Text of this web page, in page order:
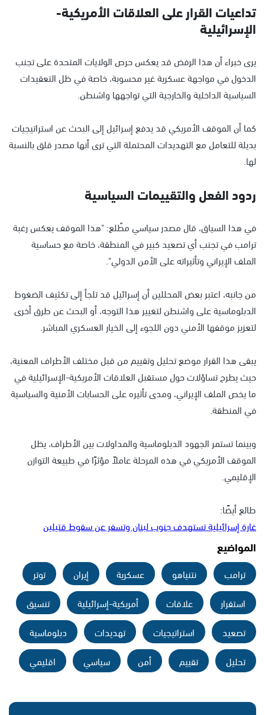
تداعيات القرار على العلاقات الأمريكية-
الإسرائيلية
يرى خبراء أن هذا الرفض قد يعكس حرص الولايات المتحدة على تجنب
الدخول في مواجهة عسكرية غير محسوبة، خاصة في ظل التعقيدات
السياسية الداخلية والخارجية التي تواجهها واشنطن.
كما أن الموقف الأمريكي قد يدفع إسرائيل إلى البحث عن استراتيجيات
بديلة للتعامل مع التهديدات المحتملة التي ترى أنها مصدر قلق بالنسبة
لها.
ردود الفعل والتقييمات السياسية
في هذا السياق، قال مصدر سياسي مطّلع: "هذا الموقف يعكس رغبة
ترامب في تجنب أي تصعيد كبير في المنطقة، خاصة مع حساسية
الملف الإيراني وتأثيراته على الأمن الدولي".
من جانبه، اعتبر بعض المحللين أن إسرائيل قد تلجأ إلى تكثيف الضغوط
الدبلوماسية على واشنطن لتغيير هذا التوجه، أو البحث عن طرق أخرى
لتعزيز موقفها الأمني دون اللجوء إلى الخيار العسكري المباشر.
يبقى هذا القرار موضع تحليل وتقييم من قبل مختلف الأطراف المعنية،
حيث يطرح تساؤلات حول مستقبل العلاقات الأمريكية-الإسرائيلية في
ما يخص الملف الإيراني، ومدى تأثيره على الحسابات الأمنية والسياسية
في المنطقة.
وبينما تستمر الجهود الدبلوماسية والمداولات بين الأطراف، يظل
الموقف الأمريكي في هذه المرحلة عاملاً مؤثرًا في طبيعة التوازن
الإقليمي.
طالع أيضًا:
غارة إسرائيلية تستهدف جنوب لبنان وتسفر عن سقوط قتيلين
المواضيع
ترامب نتنياهو عسكرية إيران
توتر
استقرار
علاقات أمريكية-إسرائيلية
تنسيق
تصعيد
استراتيجيات تهديدات
دبلوماسية
تحليل
تقييم أمن سياسي اقليمي